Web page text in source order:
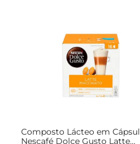
Composto Lácteo em
Nescafé Dolce Gusto Latte